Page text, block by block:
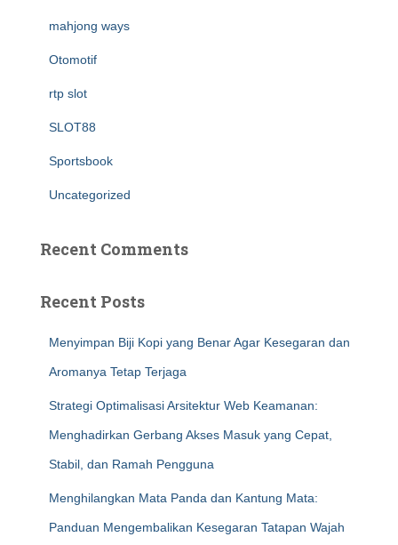
mahjong ways
Otomotif
rtp slot
SLOT88
Sportsbook
Uncategorized
Recent Comments
Recent Posts
Menyimpan Biji Kopi yang Benar Agar Kesegaran dan
Aromanya Tetap Terjaga
Strategi Optimalisasi Arsitektur Web Keamanan:
Menghadirkan Gerbang Akses Masuk yang Cepat,
Stabil, dan Ramah Pengguna
Menghilangkan Mata Panda dan Kantung Mata:
Panduan Mengembalikan Kesegaran Tatapan Wajah